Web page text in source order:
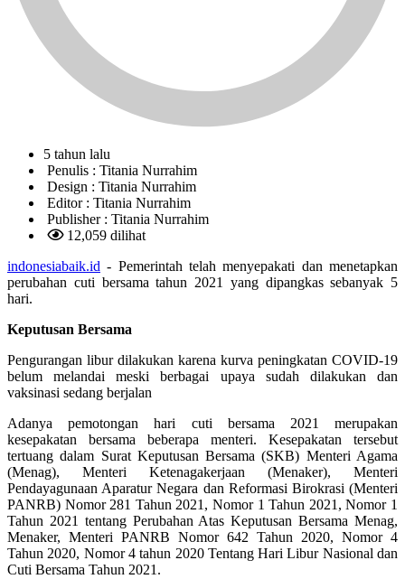
5 tahun lalu
Penulis : Titania Nurrahim
Design : Titania Nurrahim
Editor : Titania Nurrahim
Publisher : Titania Nurrahim
12,059 dilihat
indonesiabaik.id - Pemerintah telah menyepakati dan menetapkan
perubahan cuti bersama tahun 2021 yang dipangkas sebanyak 5
hari.
Keputusan Bersama
Pengurangan libur dilakukan karena kurva peningkatan COVID-19
belum melandai meski berbagai upaya sudah dilakukan dan
vaksinasi sedang berjalan
Adanya pemotongan hari cuti bersama 2021 merupakan
kesepakatan bersama beberapa menteri. Kesepakatan tersebut
tertuang dalam Surat Keputusan Bersama (SKB) Menteri Agama
(Menag), Menteri Ketenagakerjaan (Menaker), Menteri
Pendayagunaan Aparatur Negara dan Reformasi Birokrasi (Menteri
PANRB) Nomor 281 Tahun 2021, Nomor 1 Tahun 2021, Nomor 1
Tahun 2021 tentang Perubahan Atas Keputusan Bersama Menag,
Menaker, Menteri PANRB Nomor 642 Tahun 2020, Nomor 4
Tahun 2020, Nomor 4 tahun 2020 Tentang Hari Libur Nasional dan
Cuti Bersama Tahun 2021.